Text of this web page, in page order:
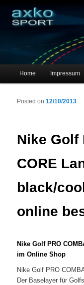
axko-
Main menu
Skip to primary
Skip to secondary
Home Impressum
Nike Golf
CORE
black/
online
Posted on12/10/2013
Nike Golf PRO
im Online Shop
Nike Golf PRO
Der Baselayer für